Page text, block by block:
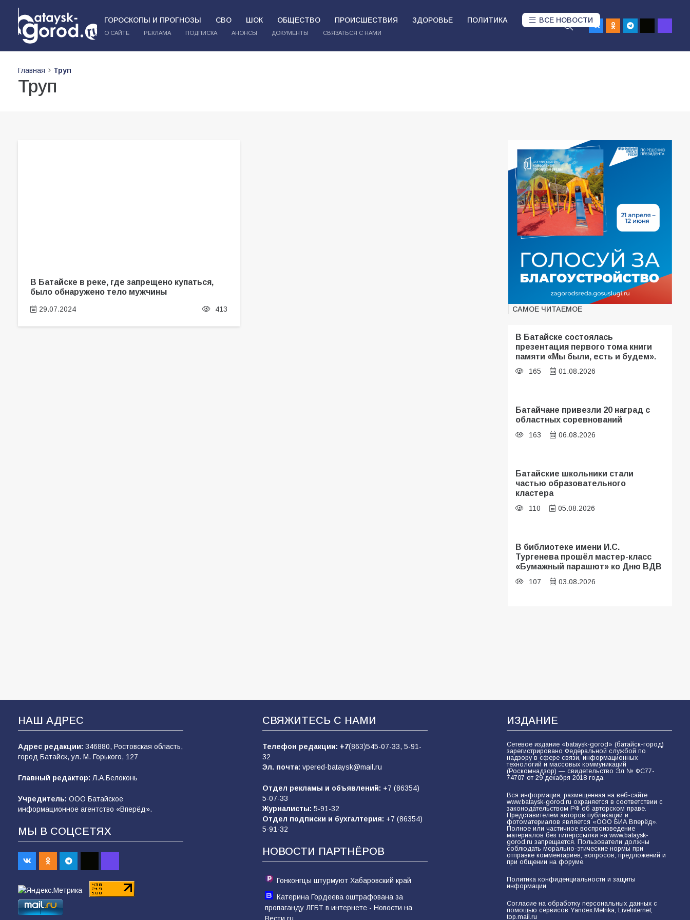
ГОРОСКОПЫ И ПРОГНОЗЫ СВО ШОК ОБЩЕСТВО ПРОИСШЕСТВИЯ ЗДОРОВЬЕ ПОЛИТИКА ВСЕ НОВОСТИ
О САЙТЕ РЕКЛАМА ПОДПИСКА АНОНСЫ ДОКУМЕНТЫ СВЯЗАТЬСЯ С НАМИ
Главная Труп
Труп
В Батайске в реке, где запрещено купаться,
было обнаружено тело мужчины
29.07.2024 413 САМОЕ ЧИТАЕМОЕ
В Батайске состоялась
презентация первого тома книги
памяти «Мы были, есть и будем».
165 01.08.2026
Батайчане привезли 20 наград с
областных соревнований
163 06.08.2026
Батайские школьники стали
частью образовательного
кластера
110 05.08.2026
В библиотеке имени И.С.
Тургенева прошёл мастер-класс
«Бумажный парашют» ко Дню ВДВ
107 03.08.2026
100
Будет ли мобилизация в России в
2026 году после выборов: в
Госдуме дали ответ
94
«Пургу нести — не поля
переходить»: почему заявления о
мобилизации — это
пропагандистский вброс
85 01.08.2026
«Слухами Москву не возьмёшь»:
почему заявления Киева о
НАШ АДРЕС
Адрес редакции: 346880, Ростовская область,
город Батайск, ул. М. Горького, 127
Главный редактор: Л.А.Белоконь
Учредитель: ООО Батайское
информационное агентство «Вперёд».
МЫ В СОЦСЕТЯХ
СВЯЖИТЕСЬ С НАМИ
Телефон редакции: +7(863)545-07-33, 5-91-
32
Эл. почта: vpered-bataysk@mail.ru
Отдел рекламы и объявлений: +7 (86354)
5-07-33
Журналисты: 5-91-32
Отдел подписки и бухгалтерия: +7 (86354)
5-91-32
НОВОСТИ ПАРТНЁРОВ
Гонконгцы штурмуют Хабаровский край
Катерина Гордеева оштрафована за
пропаганду ЛГБТ в интернете - Новости на
ИЗДАНИЕ
Сетевое издание «bataysk-gorod» (батайск-город)
зарегистрировано Федеральной службой по
надзору в сфере связи, информационных
технологий и массовых коммуникаций
(Роскомнадзор) — свидетельство Эл № ФС77-
74707 от 29 декабря 2018 года.
Вся информация, размещенная на веб-сайте
www.bataysk-gorod.ru охраняется в соответствии с
законодательством РФ об авторском праве.
Представителем авторов публикаций и
фотоматериалов является «ООО БИА Вперёд».
Полное или частичное воспроизведение
материалов без гиперссылки на www.bataysk-
gorod.ru запрещается. Пользователи должны
соблюдать морально-этические нормы при
отправке комментариев, вопросов, предложений и
при общении на форуме.
Политика конфиденциальности и защиты
информации
Согласие на обработку персональных данных с
помощью сервисов Yandex.Metrika, LiveInternet,
top.mail.ru